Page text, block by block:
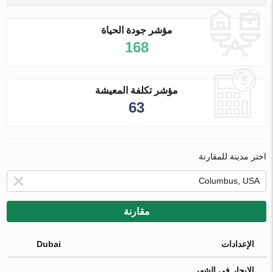
مؤشر جودة الحياة
168
مؤشر تكلفة المعيشة
63
اختر مدينة للمقارنة
مقارنة
الإعدادات Dubai
الإيجار في الشهر